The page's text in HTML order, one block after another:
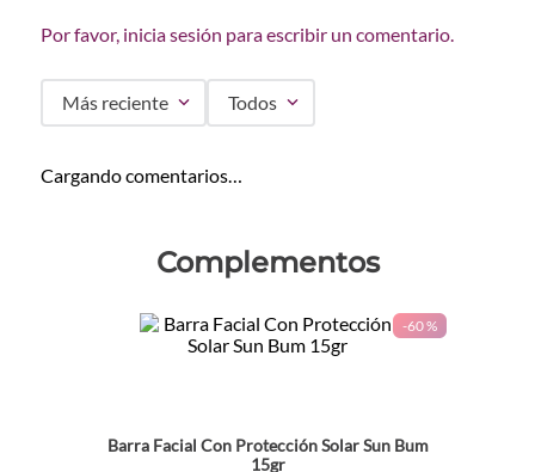
Por favor, inicia sesión para escribir un comentario.
Más reciente Todos
Cargando comentarios…
Complementos
-60 %
Barra Facial Con Protección Solar Sun Bum
15gr